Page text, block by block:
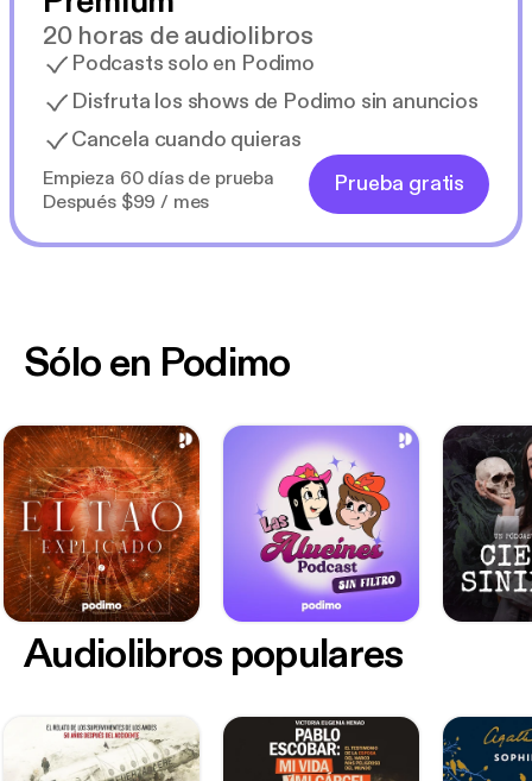
20 horas de audiolibros
Podcasts solo en Podimo
Disfruta los shows de Podimo sin anuncios
Cancela cuando quieras
Empieza 60 días de prueba
Después $99 / mes
Prueba gratis
Sólo en Podimo
Audiolibros populares